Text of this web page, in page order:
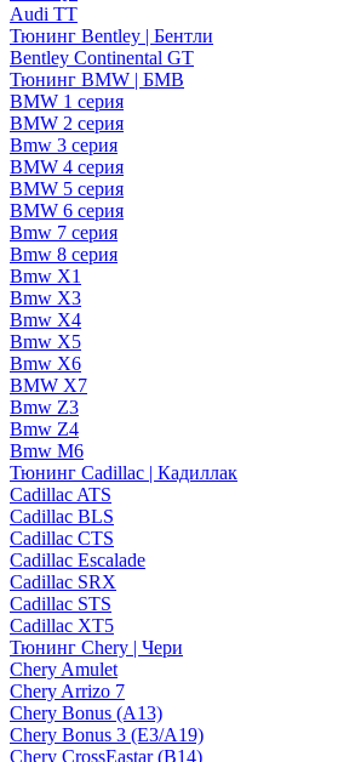
Audi TT
Тюнинг Bentley | Бентли
Bentley Continental GT
Тюнинг BMW | БМВ
BMW 1 серия
BMW 2 серия
Bmw 3 серия
BMW 4 серия
BMW 5 серия
BMW 6 серия
Bmw 7 серия
Bmw 8 серия
Bmw X1
Bmw X3
Bmw X4
Bmw X5
Bmw X6
BMW X7
Bmw Z3
Bmw Z4
Bmw М6
Тюнинг Cadillac | Кадиллак
Cadillac ATS
Cadillac BLS
Cadillac CTS
Cadillac Escalade
Cadillac SRX
Cadillac STS
Cadillac XT5
Тюнинг Chery | Чери
Chery Amulet
Chery Arrizo 7
Chery Bonus (A13)
Chery Bonus 3 (E3/A19)
Chery CrossEastar (B14)